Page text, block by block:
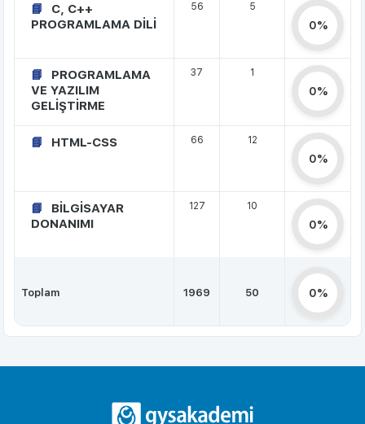
C, C++
PROGRAMLAMA DİLİ
56 5
0%
PROGRAMLAMA
VE YAZILIM
GELİŞTİRME
37 1
0%
HTML-CSS 66 12
0%
BİLGİSAYAR
DONANIMI
127 10
0%
Toplam 1969 50 0%